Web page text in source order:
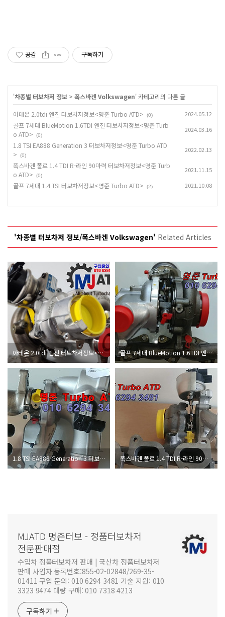
공감 구독하기
'차종별 터보차저 정보 > 폭스바겐 Volkswagen' 카테고리의 다른 글
아테온 2.0tdi 엔진 터보차저정보<명준 Turbo ATD> (0) 2024.05.12
골프 7세대 BlueMotion 1.6TDI 엔진 터보차저정보<명준 Turb
o ATD>
(0)
2024.03.16
1.8 TSI EA888 Generation 3 터보차저정보<명준 Turbo ATD
>
(0)
2022.02.13
폭스바겐 폴로 1.4 TDI R-라인 90마력 터보차저정보<명준 Turb
o ATD>
(0)
2021.11.15
골프 7세대 1.4 TSI 터보차저정보<명준 Turbo ATD> (2) 2021.10.08
'차종별 터보차저 정보/폭스바겐 Volkswagen' Related Articles
아테온 2.0tdi 엔진 터보차저정보<명준 Turbo ATD> 골프 7세대 BlueMotion 1.6TDI 엔진 터보차저정보<명준 Turbo ATD>
1.8 TSI EA888 Generation 3 터보차저정보<명준 Turbo ATD> 폭스바겐 폴로 1.4 TDI R-라인 90마력 터보차저정보<명준 Turbo ATD>
MJATD 명준터보 - 정품터보차저
전문판매점
수입차 정품터보차저 판매 | 국산차 정품터보차저
판매 사업자 등록번호:855-02-02848/269-35-
01411 구입 문의: 010 6294 3481 기술 지원: 010
3323 9474 대량 구매: 010 7318 4213
구독하기